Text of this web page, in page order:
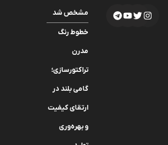
مشخص شد
خطوط رنگ
مدرن
تراکتورسازی؛
گامی بلند در
ارتقای کیفیت
و بهره‌وری